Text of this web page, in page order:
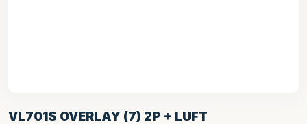
VL701S OVERLAY (7) 2P + LUFT